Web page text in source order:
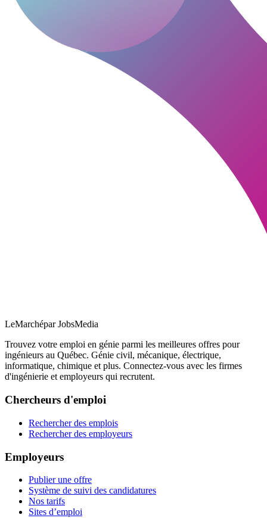
LeMarchépar JobsMedia
Trouvez votre emploi en génie parmi les meilleures offres pour
ingénieurs au Québec. Génie civil, mécanique, électrique,
informatique, chimique et plus. Connectez-vous avec les firmes
d'ingénierie et employeurs qui recrutent.
Chercheurs d'emploi
Rechercher des emplois
Rechercher des employeurs
Employeurs
Publier une offre
Système de suivi des candidatures
Nos tarifs
Sites d’emploi